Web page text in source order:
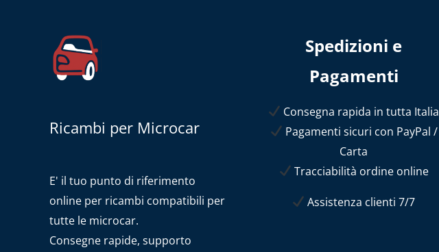
Ricambi per Microcar
E' il tuo punto di riferimento
online per ricambi compatibili per
tutte le microcar.
Consegne rapide, supporto
Spedizioni e
Pagamenti
Consegna rapida in tutta Italia
Pagamenti sicuri con PayPal /
Carta
Tracciabilità ordine online
Assistenza clienti 7/7